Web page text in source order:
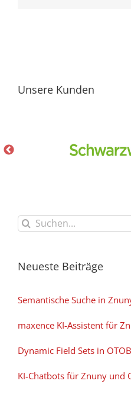
Unsere Kunden
Suche
nach:
Neueste Beiträge
Semantische Suche in
maxence KI-Assistent für
Dynamic Field Sets in
KI-Chatbots für Znuny und